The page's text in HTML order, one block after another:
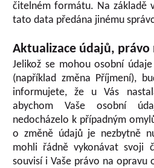
čitelném formátu. Na základě
tato data předána jinému
Aktualizace údajů, právo
Jelikož se mohou osobní
(například změna Příjmení),
informujete, že u Vás
abychom Vaše osobní
nedocházelo k případným
o změně údajů je nezbytně
mohli řádně vykonávat svoji
souvisí i Vaše právo na opravu